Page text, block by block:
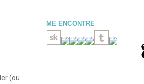
(ou
ME ENCONTRE